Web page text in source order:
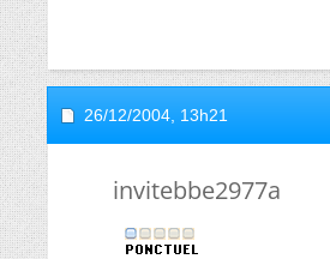
26/12/2004, 13h21
invitebbe2977a